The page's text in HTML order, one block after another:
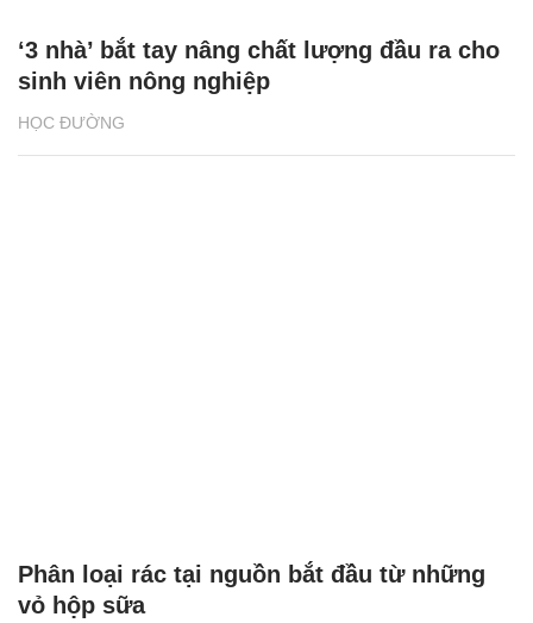
HỌC ĐƯỜNG
‘3 nhà’ bắt tay nâng chất lượng đầu ra cho
sinh viên nông nghiệp
Phân loại rác tại nguồn bắt đầu từ những
vỏ hộp sữa